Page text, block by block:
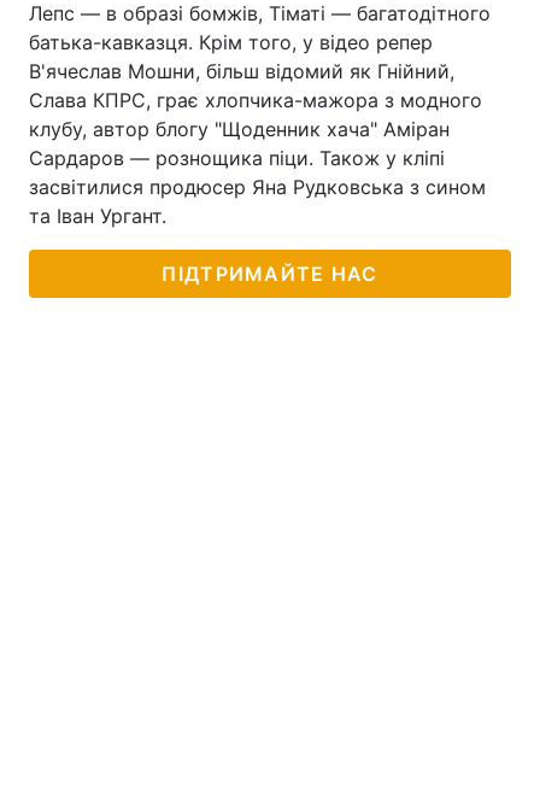
Лепс — в образі бомжів, Тіматі — багатодітного
батька-кавказця. Крім того, у відео репер
В'ячеслав Мошни, більш відомий як Гнійний,
Слава КПРС, грає хлопчика-мажора з модного
клубу, автор блогу "Щоденник хача" Аміран
Сардаров — рознощика піци. Також у кліпі
засвітилися продюсер Яна Рудковська з сином
та Іван Ургант.
ПІДТРИМАЙТЕ НАС